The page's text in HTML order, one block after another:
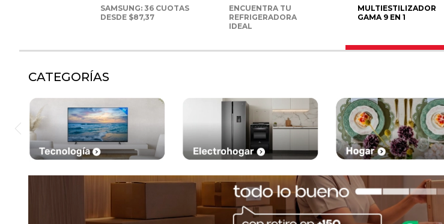
SAMSUNG: 36 CUOTAS
DESDE $87,37
ENCUENTRA TU
REFRIGERADORA
IDEAL
MULTIESTILIZADOR
GAMA 9 EN 1
CATEGORÍAS